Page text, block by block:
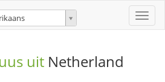
Toggle
uit Netherland